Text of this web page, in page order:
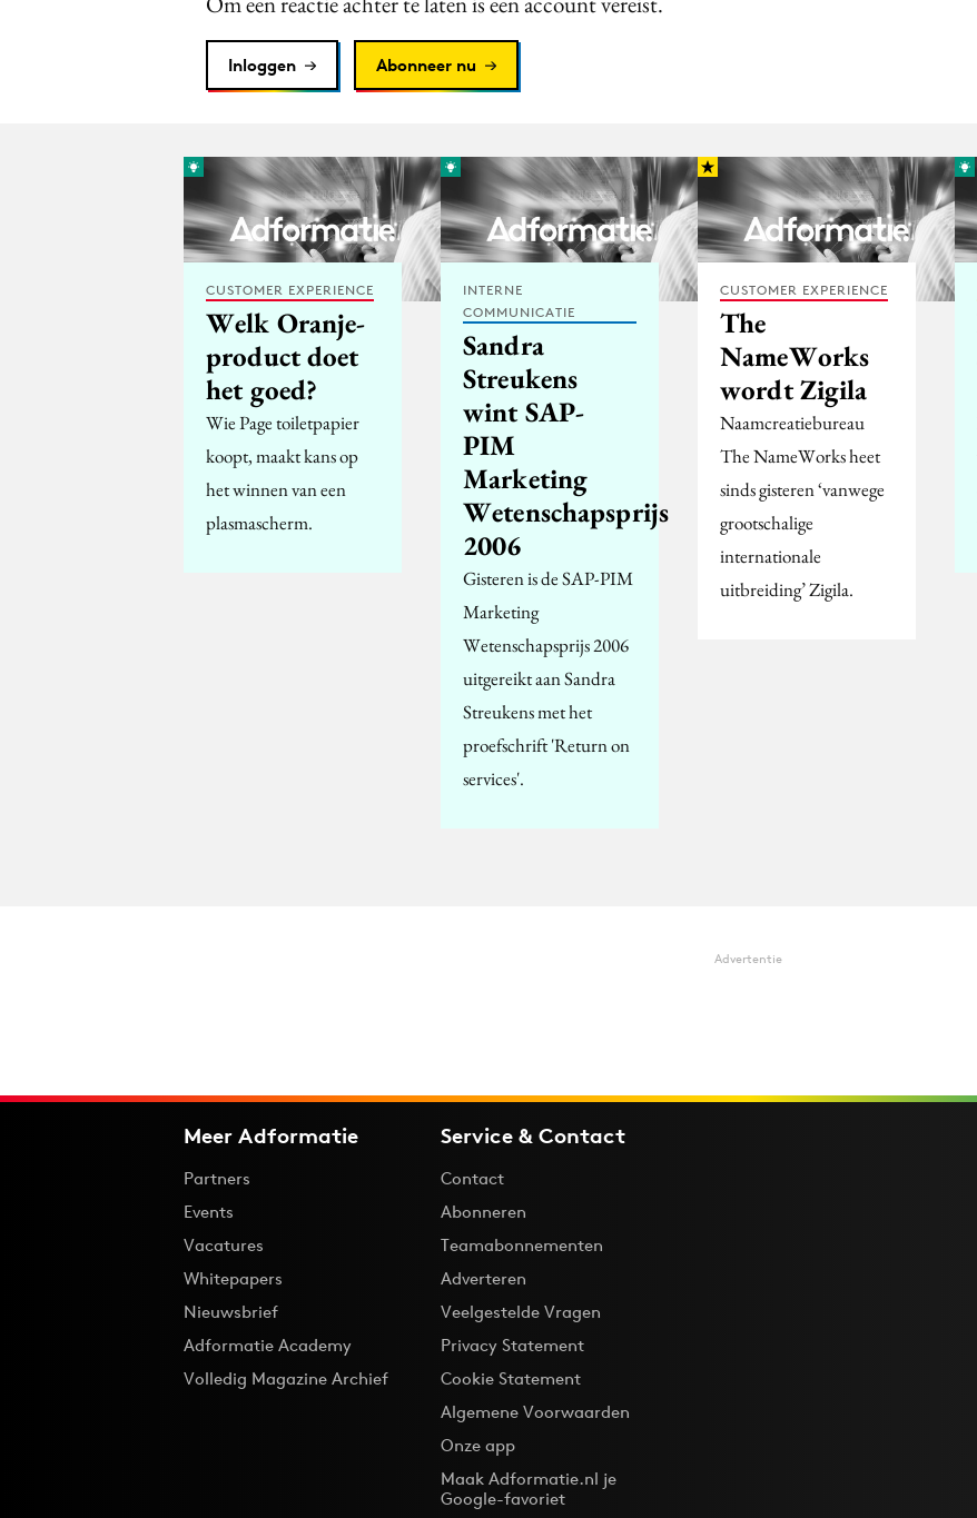
Inloggen Abonneer nu
CUSTOMER EXPERIENCE
Welk Oranje-
product doet
het goed?
Wie Page toiletpapier
koopt, maakt kans op
het winnen van een
plasmascherm.
INTERNE
COMMUNICATIE
Sandra
Streukens
wint SAP-
PIM
Marketing
Wetenschapsprijs
2006
Gisteren is de SAP-PIM
Marketing
Wetenschapsprijs 2006
uitgereikt aan Sandra
Streukens met het
proefschrift 'Return on
services'.
CUSTOMER EXPERIENCE
The
NameWorks
wordt Zigila
Naamcreatiebureau
The NameWorks heet
sinds gisteren ‘vanwege
grootschalige
internationale
uitbreiding’ Zigila.
Advertentie
Meer Adformatie
Partners
Events
Vacatures
Whitepapers
Nieuwsbrief
Adformatie Academy
Volledig Magazine Archief
Service & Contact
Contact
Abonneren
Teamabonnementen
Adverteren
Veelgestelde Vragen
Privacy Statement
Cookie Statement
Algemene Voorwaarden
Onze app
Maak Adformatie.nl je
Google-favoriet